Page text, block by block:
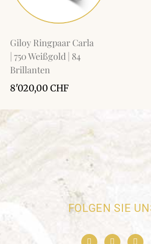
Giloy Ringpaar Carla
| 750 Weißgold | 84
Brillanten
8'020,00 CHF
FOLGEN SIE